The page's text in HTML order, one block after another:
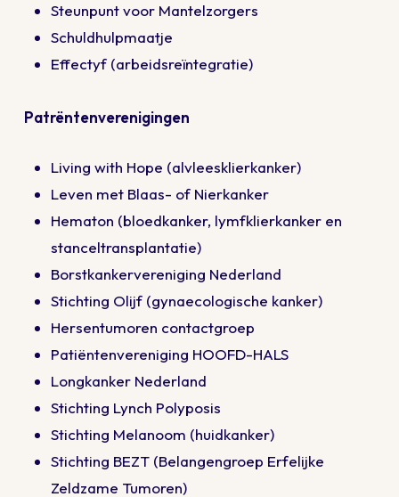
Steunpunt voor Mantelzorgers
Schuldhulpmaatje
Effectyf (arbeidsreïntegratie)
Patrëntenverenigingen
Living with Hope (alvleesklierkanker)
Leven met Blaas- of Nierkanker
Hematon (bloedkanker, lymfklierkanker en
stanceltransplantatie)
Borstkankervereniging Nederland
Stichting Olijf(gynaecologische kanker)
Hersentumoren contactgroep
Patiëntenvereniging HOOFD-HALS
Longkanker Nederland
Stichting Lynch Polyposis
Stichting Melanoom (huidkanker)
Stichting BEZT(Belangengroep Erfelijke
Zeldzame Tumoren)